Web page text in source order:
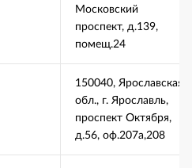
Московский
проспект, д.139,
помещ.24
150040, Ярославская
обл., г. Ярославль,
проспект Октября,
д.56, оф.207а,208